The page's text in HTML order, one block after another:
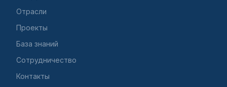
Отрасли
Проекты
База знаний
Сотрудничество
Контакты